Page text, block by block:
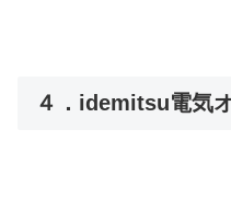
４．idemitsu電気